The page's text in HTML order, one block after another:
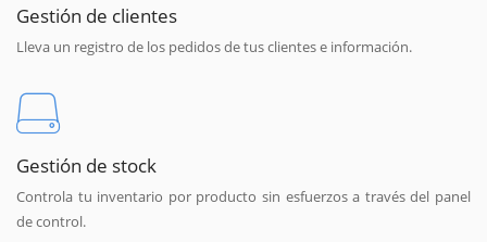
Gestión de clientes
Lleva un registro de los pedidos de tus clientes e información.
Gestión de stock
Controla tu inventario por producto sin esfuerzos a través del panel
de control.